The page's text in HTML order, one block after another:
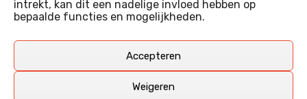
intrekt, kan dit een nadelige invloed hebben op
bepaalde functies en mogelijkheden.
Accepteren
Weigeren
niet gezien had. Ik ben een filmliefhebber, heb als hobby nog
erg lang in een videotheek gewerkt, en heb als coproducent
Deze recensies zijn dan ook vooral vrij pretentieloze
aangevuld met een groeiende kennis over de kunde én de
kunst van het maken van film.